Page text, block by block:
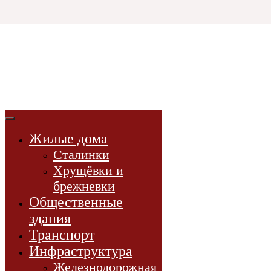
3D-моделиЖилые дома
Сталинки
Хрущёвки и
брежневки
Общественные
здания
Транспорт
Инфраструктура
Железнодорожная